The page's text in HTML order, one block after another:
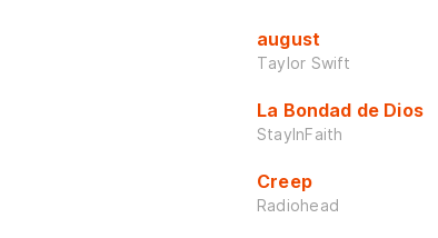
august
Taylor Swift
La Bondad de Dios
StayInFaith
Creep
Radiohead